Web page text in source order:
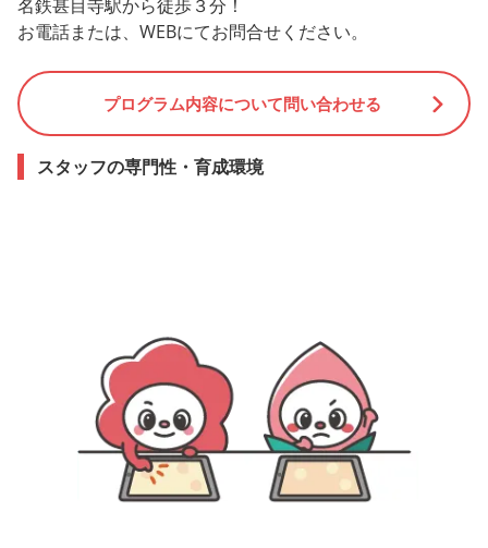
名鉄甚目寺駅から徒歩３分！
お電話または、WEBにてお問合せください。
プログラム内容について問い合わせる
スタッフの専門性・育成環境